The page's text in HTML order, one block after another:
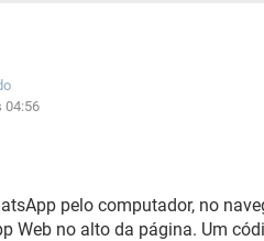
04:56
pelo computador, no
Web no alto da página. Um